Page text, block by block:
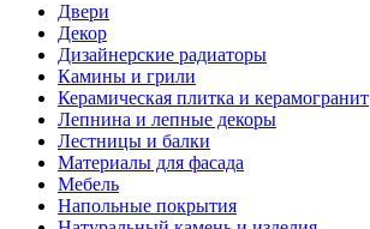
Двери
Декор
Дизайнерские радиаторы
Камины и грили
Керамическая плитка и керамогранит
Лепнина и лепные декоры
Лестницы и балки
Материалы для фасада
Мебель
Напольные покрытия